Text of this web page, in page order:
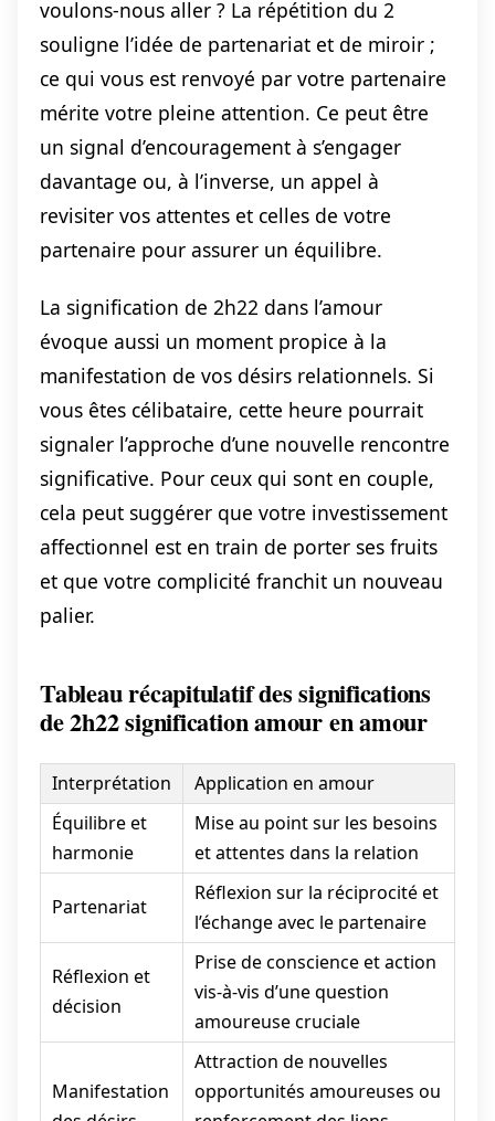
voulons-nous aller ? La répétition du 2
souligne l’idée de partenariat et de miroir ;
ce qui vous est renvoyé par votre partenaire
mérite votre pleine attention. Ce peut être
un signal d’encouragement à s’engager
davantage ou, à l’inverse, un appel à
revisiter vos attentes et celles de votre
partenaire pour assurer un équilibre.
La signification de 2h22 dans l’amour
évoque aussi un moment propice à la
manifestation de vos désirs relationnels. Si
vous êtes célibataire, cette heure pourrait
signaler l’approche d’une nouvelle rencontre
significative. Pour ceux qui sont en couple,
cela peut suggérer que votre investissement
affectionnel est en train de porter ses fruits
et que votre complicité franchit un nouveau
palier.
Tableau récapitulatif des significations
de 2h22 signification amour en amour
Interprétation
Application en amour
Équilibre et
harmonie
Mise au point sur les besoins
et attentes dans la relation
Partenariat
Réflexion sur la réciprocité et
l’échange avec le partenaire
Réflexion et
décision
Prise de conscience et action
vis-à-vis d’une question
amoureuse cruciale
Manifestation
Attraction de nouvelles
opportunités amoureuses ou